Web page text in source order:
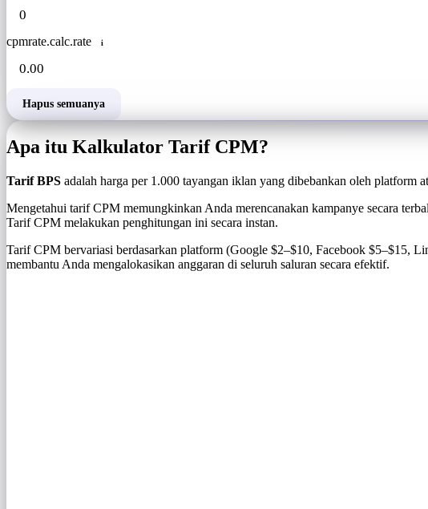
cpmrate.calc.rate i
Hapus semuanya
Apa itu Kalkulator Tarif CPM?
Tarif BPS adalah harga per 1.000 tayangan iklan yang dibebankan oleh platform
Mengetahui tarif CPM memungkinkan Anda merencanakan kampanye secara
Tarif CPM melakukan penghitungan ini secara instan.
Tarif CPM bervariasi berdasarkan platform (Google $2–$10, Facebook $5–$15,
membantu Anda mengalokasikan anggaran di seluruh saluran secara efektif.